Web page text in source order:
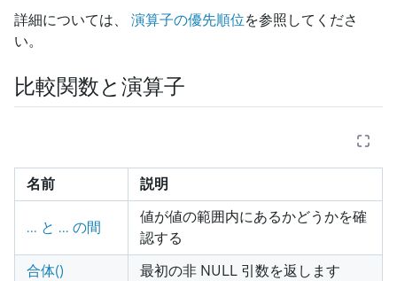
詳細については、 演算子の優先順位を参照してくださ
い。
比較関数と演算子
名前 説明
... と ... の間
値が値の範囲内にあるかどうかを確
認する
合体()
最初の非 NULL 引数を返します